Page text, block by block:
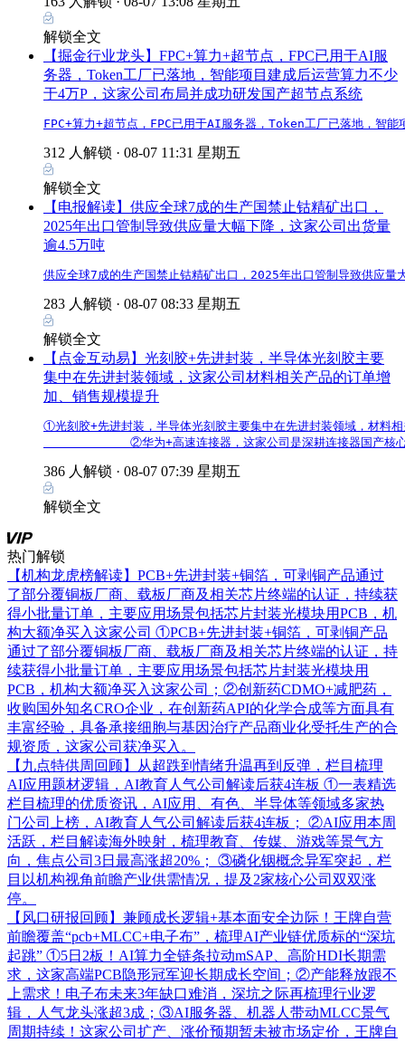
解锁全文
【掘金行业龙头】FPC+算力+超节点，FPC已用于AI服
务器，Token工厂已落地，智能项目建成后运营算力不少
于4万P，这家公司布局并成功研发国产超节点系统
FPC+算力+超节点，FPC已用于AI服务器，Token工厂已落地，智
312 人解锁 · 08-07 11:31 星期五
解锁全文
【电报解读】供应全球7成的生产国禁止钴精矿出口，
2025年出口管制导致供应量大幅下降，这家公司出货量
逾4.5万吨
供应全球7成的生产国禁止钴精矿出口，2025年出口管制导致供应
283 人解锁 · 08-07 08:33 星期五
解锁全文
【点金互动易】光刻胶+先进封装，半导体光刻胶主要
集中在先进封装领域，这家公司材料相关产品的订单增
加、销售规模提升
①光刻胶+先进封装，半导体光刻胶主要集中在先进封装领域，材料
②华为+高速连接器，这家公司是深耕连接器国产核
386 人解锁 · 08-07 07:39 星期五
解锁全文
热门解锁
【机构龙虎榜解读】PCB+先进封装+铜箔，可剥铜产品通过
了部分覆铜板厂商、载板厂商及相关芯片终端的认证，持续获
得小批量订单，主要应用场景包括芯片封装光模块用PCB，机
构大额净买入这家公司 ①PCB+先进封装+铜箔，可剥铜产品
通过了部分覆铜板厂商、载板厂商及相关芯片终端的认证，持
续获得小批量订单，主要应用场景包括芯片封装光模块用
PCB，机构大额净买入这家公司；②创新药CDMO+减肥药，
收购国外知名CRO企业，在创新药API的化学合成等方面具有
丰富经验，具备承接细胞与基因治疗产品商业化受托生产的合
规资质，这家公司获净买入。
【九点特供周回顾】从超跌到情绪升温再到反弹，栏目梳理
AI应用题材逻辑，AI教育人气公司解读后获4连板 ①一表精选
栏目梳理的优质资讯，AI应用、有色、半导体等领域多家热
门公司上榜，AI教育人气公司解读后获4连板； ②AI应用本周
活跃，栏目解读海外映射，梳理教育、传媒、游戏等景气方
向，焦点公司3日最高涨超20%； ③磷化铟概念异军突起，栏
目以机构视角前瞻产业供需情况，提及2家核心公司双双涨
停。
【风口研报回顾】兼顾成长逻辑+基本面安全边际！王牌自营
前瞻覆盖“pcb+MLCC+电子布”，梳理AI产业链优质标的“深坑
起跳” ①5日2板！AI算力全链条拉动mSAP、高阶HDI长期需
求，这家高端PCB隐形冠军迎长期成长空间；②产能释放跟不
上需求！电子布未来3年缺口难消，深坑之际再梳理行业逻
辑，人气龙头涨超3成；③AI服务器、机器人带动MLCC景气
周期持续！这家公司扩产、涨价预期暂未被市场定价，王牌自